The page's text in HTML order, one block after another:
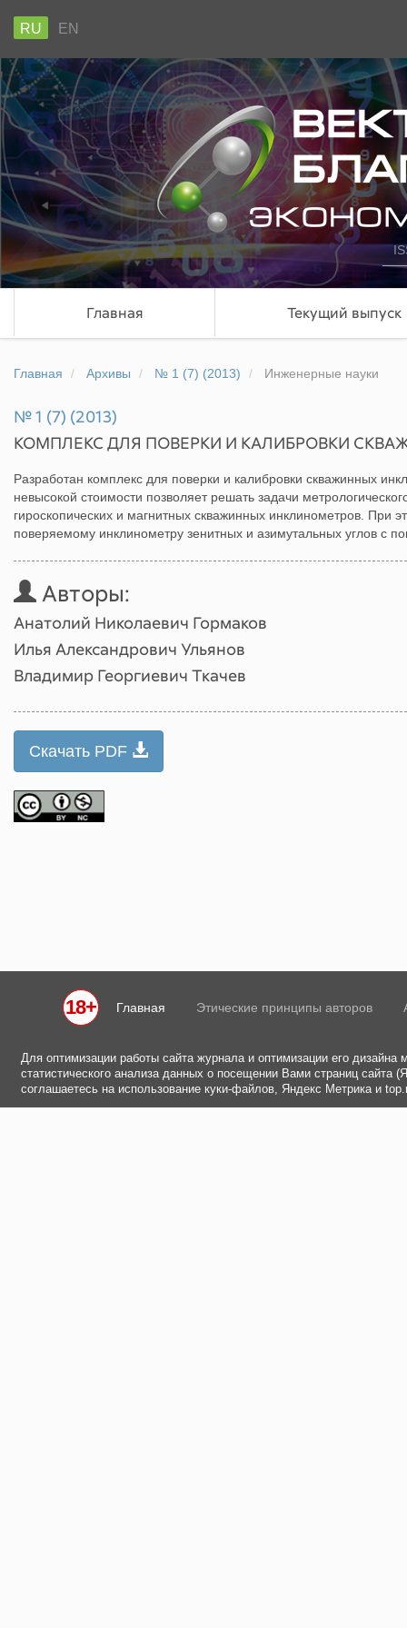
RU EN
Главная Текущий выпуск
Главная Архивы № 1 (7) (2013) Инженерные науки
№ 1 (7) (2013)
КОМПЛЕКС ДЛЯ ПОВЕРКИ И КАЛИБРОВКИ
Разработан комплекс для поверки и калибровки скважинных
невысокой стоимости позволяет решать задачи
гироскопических и магнитных скважинных инклинометров. При
поверяемому инклинометру зенитных и азимутальных углов с
Авторы:
Анатолий Николаевич Гормаков
Илья Александрович Ульянов
Владимир Георгиевич Ткачев
Скачать PDF
18+ Главная Этические принципы авторов
Для оптимизации работы сайта журнала и оптимизации его
статистического анализа данных о посещении Вами страниц
соглашаетесь на использование куки-файлов, Яндекс Метрика и